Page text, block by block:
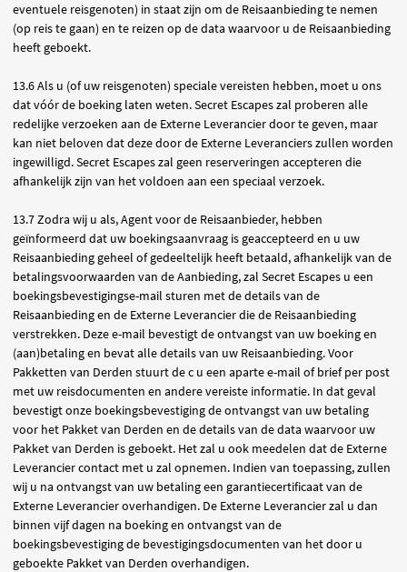
eventuele reisgenoten) in staat zijn om de Reisaanbieding te nemen
(op reis te gaan) en te reizen op de data waarvoor u de Reisaanbieding
heeft geboekt.
13.6 Als u (of uw reisgenoten) speciale vereisten hebben, moet u ons
dat vóór de boeking laten weten. Secret Escapes zal proberen alle
redelijke verzoeken aan de Externe Leverancier door te geven, maar
kan niet beloven dat deze door de Externe Leveranciers zullen worden
ingewilligd. Secret Escapes zal geen reserveringen accepteren die
afhankelijk zijn van het voldoen aan een speciaal verzoek.
13.7 Zodra wij u als, Agent voor de Reisaanbieder, hebben
geïnformeerd dat uw boekingsaanvraag is geaccepteerd en u uw
Reisaanbieding geheel of gedeeltelijk heeft betaald, afhankelijk van de
betalingsvoorwaarden van de Aanbieding, zal Secret Escapes u een
boekingsbevestigingse-mail sturen met de details van de
Reisaanbieding en de Externe Leverancier die de Reisaanbieding
verstrekken. Deze e-mail bevestigt de ontvangst van uw boeking en
(aan)betaling en bevat alle details van uw Reisaanbieding. Voor
Pakketten van Derden stuurt de c u een aparte e-mail of brief per post
met uw reisdocumenten en andere vereiste informatie. In dat geval
bevestigt onze boekingsbevestiging de ontvangst van uw betaling
voor het Pakket van Derden en de details van de data waarvoor uw
Pakket van Derden is geboekt. Het zal u ook meedelen dat de Externe
Leverancier contact met u zal opnemen. Indien van toepassing, zullen
wij u na ontvangst van uw betaling een garantiecertificaat van de
Externe Leverancier overhandigen. De Externe Leverancier zal u dan
binnen vijf dagen na boeking en ontvangst van de
boekingsbevestiging de bevestigingsdocumenten van het door u
geboekte Pakket van Derden overhandigen.